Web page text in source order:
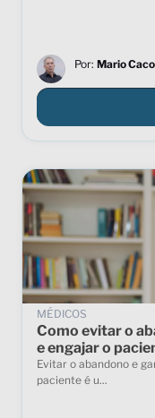
Por: Mario
MÉDICOS
Como evitar o
e engajar o
Suporte ao
Evitar o abandono e
paciente é u...